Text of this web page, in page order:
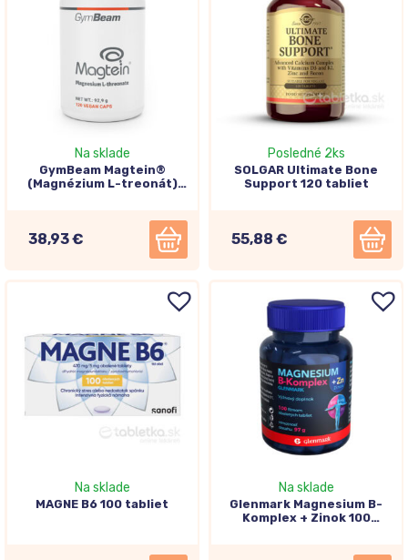
Na sklade
GymBeam Magtein®
(Magnézium L-treonát)
38,93 €
Posledné 2ks
SOLGAR Ultimate Bone
Support 120 tabliet
55,88 €
Na sklade
MAGNE B6 100 tabliet
Na sklade
Glenmark Magnesium B-
Komplex + Zinok 100